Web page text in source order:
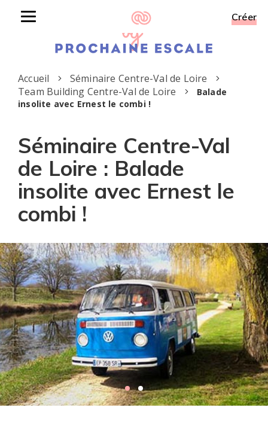
Toggle
Créer
Accueil
Séminaire Centre-Val de Loire
Team Building Centre-Val de Loire
Balade
insolite avec Ernest le combi !
Séminaire Centre-Val
de Loire : Balade
insolite avec Ernest le
combi !